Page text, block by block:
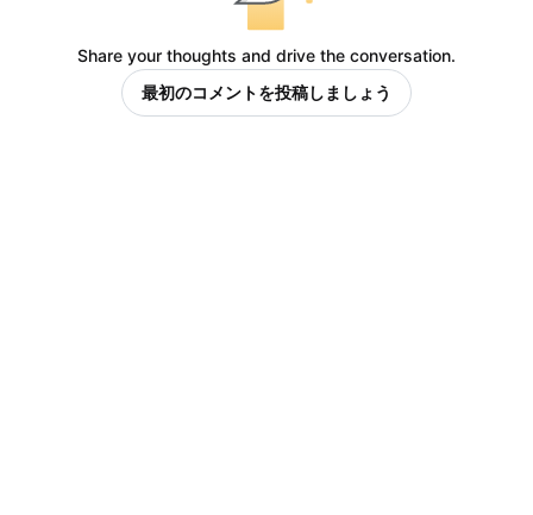
Share your thoughts and drive the conversation.
最初のコメントを投稿しましょう